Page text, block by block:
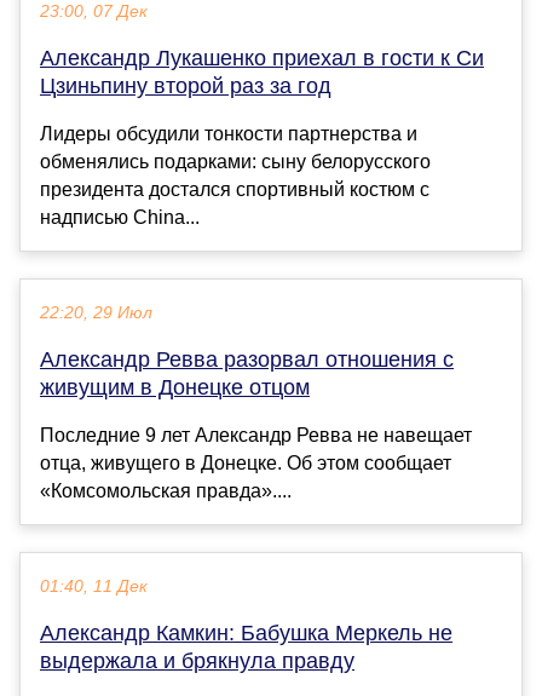
23:00, 07 Дек
Александр Лукашенко приехал в гости к Си
Цзиньпину второй раз за год
Лидеры обсудили тонкости партнерства и
обменялись подарками: сыну белорусского
президента достался спортивный костюм с
надписью China...
22:20, 29 Июл
Александр Ревва разорвал отношения с
живущим в Донецке отцом
Последние 9 лет Александр Ревва не навещает
отца, живущего в Донецке. Об этом сообщает
«Комсомольская правда»....
01:40, 11 Дек
Александр Камкин: Бабушка Меркель не
выдержала и брякнула правду